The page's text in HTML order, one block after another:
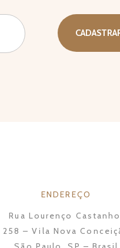
ENDEREÇO
Rua Lourenço
258 – Vila Nova